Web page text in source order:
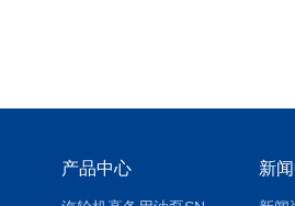
产品中心 新